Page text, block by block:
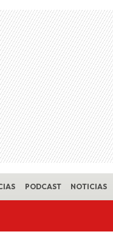
PODCAST NOTICIAS